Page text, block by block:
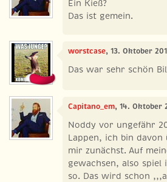
Ein Kieß?
Das ist gemein.
worstcase, 13. Oktober
Das war sehr schön
Capitano_em, 14. Oktober
Noddy vor ungefähr
Lappen, ich bin
mir zunächst. Auf
gewachsen, also spiel
so. Das wird schon